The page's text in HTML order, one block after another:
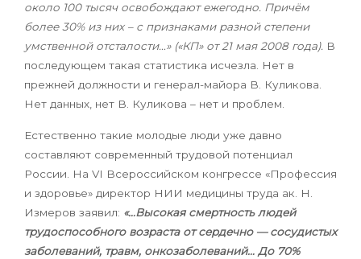
около 100 тысяч освобождают ежегодно. Причём
более 30% из них – с признаками разной степени
умственной отсталости…» («КП» от 21 мая 2008 года). В
последующем такая статистика исчезла. Нет в
прежней должности и генерал-майора В. Куликова.
Нет данных, нет В. Куликова – нет и проблем.
Естественно такие молодые люди уже давно
составляют современный трудовой потенциал
России. На VI Всероссийском конгрессе «Профессия
и здоровье» директор НИИ медицины труда ак. Н.
Измеров заявил: «…Высокая смертность людей
трудоспособного возраста от сердечно — сосудистых
заболеваний, травм, онкозаболеваний… До 70%